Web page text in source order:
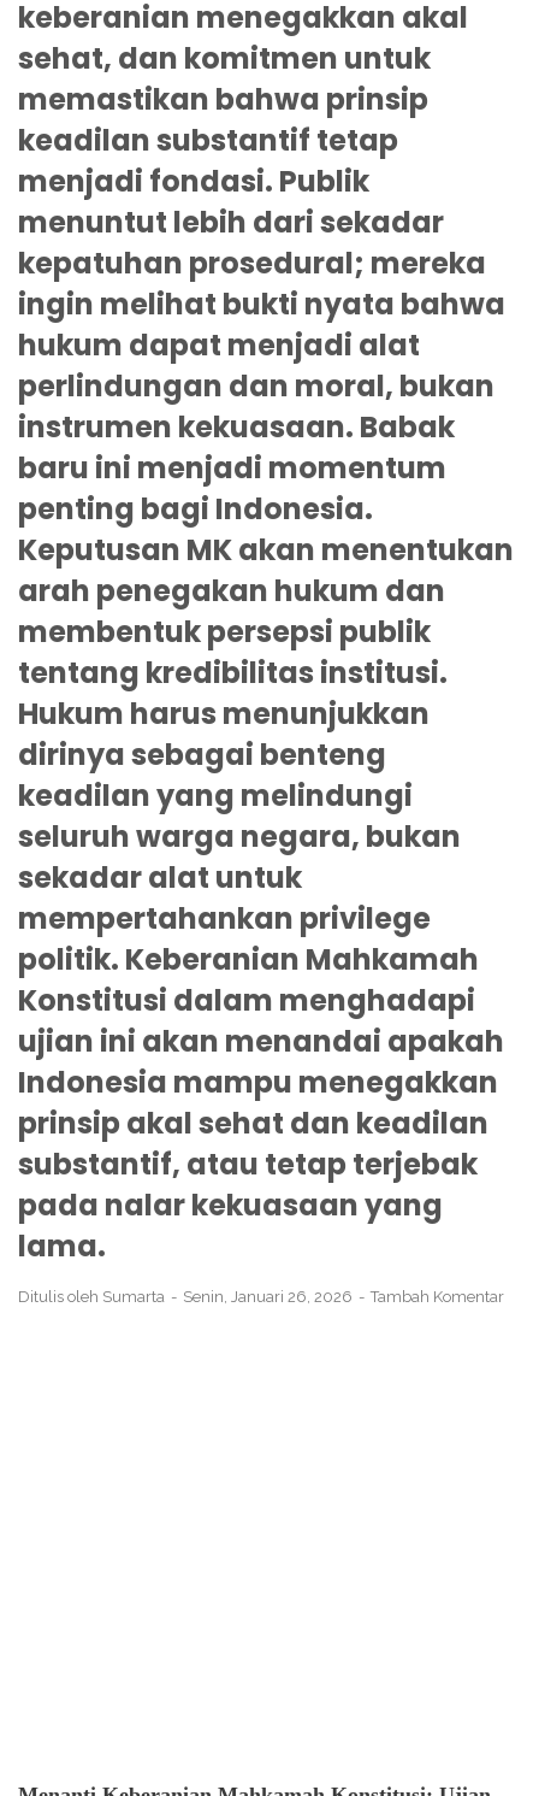
keberanian menegakkan akal
sehat, dan komitmen untuk
memastikan bahwa prinsip
keadilan substantif tetap
menjadi fondasi. Publik
menuntut lebih dari sekadar
kepatuhan prosedural; mereka
ingin melihat bukti nyata bahwa
hukum dapat menjadi alat
perlindungan dan moral, bukan
instrumen kekuasaan. Babak
baru ini menjadi momentum
penting bagi Indonesia.
Keputusan MK akan menentukan
arah penegakan hukum dan
membentuk persepsi publik
tentang kredibilitas institusi.
Hukum harus menunjukkan
dirinya sebagai benteng
keadilan yang melindungi
seluruh warga negara, bukan
sekadar alat untuk
mempertahankan privilege
politik. Keberanian Mahkamah
Konstitusi dalam menghadapi
ujian ini akan menandai apakah
Indonesia mampu menegakkan
prinsip akal sehat dan keadilan
substantif, atau tetap terjebak
pada nalar kekuasaan yang
lama.
Ditulis oleh Sumarta Senin, Januari 26, 2026 Tambah Komentar